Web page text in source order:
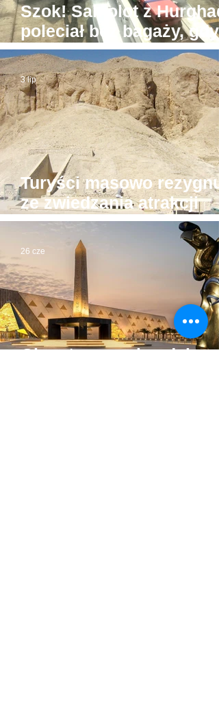
Szok! Samolot z
poleciał bez bagaży, gdyż
był... zbyt ciężki
Turyści masowo
ze zwiedzania atrakcji
Luksoru. Powód?
3 lip
Gigantyczny skandal z
26 cze